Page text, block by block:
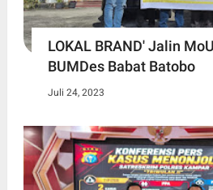
LOKAL BRAND' Jalin
BUMDes Babat Batobo
Juli 24, 2023